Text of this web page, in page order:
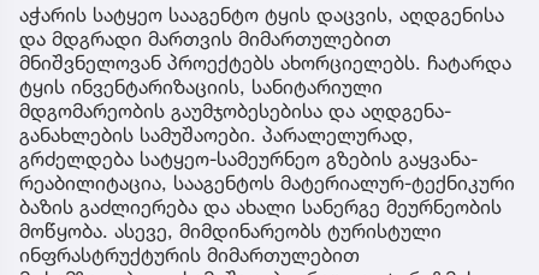
აჭარის სატყეო სააგენტო ტყის დაცვის, აღდგენისა
და მდგრადი მართვის მიმართულებით
მნიშვნელოვან პროექტებს ახორციელებს. ჩატარდა
ტყის ინვენტარიზაციის, სანიტარიული
მდგომარეობის გაუმჯობესებისა და აღდგენა-
განახლების სამუშაოები. პარალელურად,
გრძელდება სატყეო-სამეურნეო გზების გაყვანა-
რეაბილიტაცია, სააგენტოს მატერიალურ-ტექნიკური
ბაზის გაძლიერება და ახალი სანერგე მეურნეობის
მოწყობა. ასევე, მიმდინარეობს ტურისტული
ინფრასტრუქტურის მიმართულებით